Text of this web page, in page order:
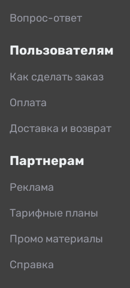
Вопрос-ответ
Пользователям
Как сделать заказ
Оплата
Доставка и возврат
Партнерам
Реклама
Тарифные планы
Промо материалы
Справка